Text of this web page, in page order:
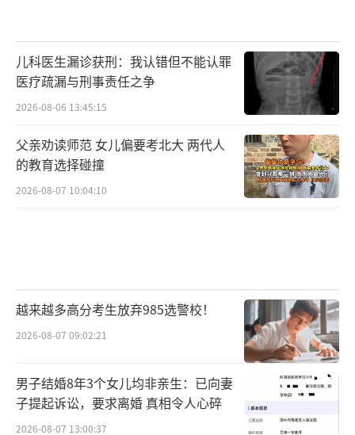
儿科医生漏诊获刑：我认错但不能认罪
医疗疏漏与刑事责任之争
2026-08-06 13:45:15
父亲劝读师范 女儿偏要考北大 两代人
的教育选择碰撞
2026-08-07 10:04:10
越来越多高分考生放弃985选警校！
2026-08-07 09:02:21
男子结婚8年3个女儿均非亲生：已向妻
子提起诉讼，要求离婚 真相令人心碎
2026-08-07 13:00:37